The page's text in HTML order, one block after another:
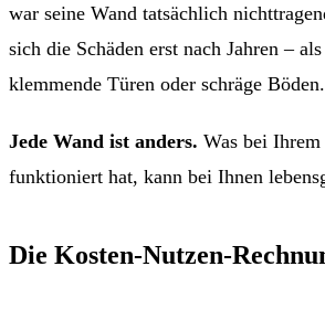
war seine Wand tatsächlich
sich die Schäden erst nach Jahren –
klemmende Türen oder schräge Böden.
Jede Wand ist anders. Was bei Ihrem
funktioniert hat, kann bei Ihnen
Die Kosten-Nutzen-